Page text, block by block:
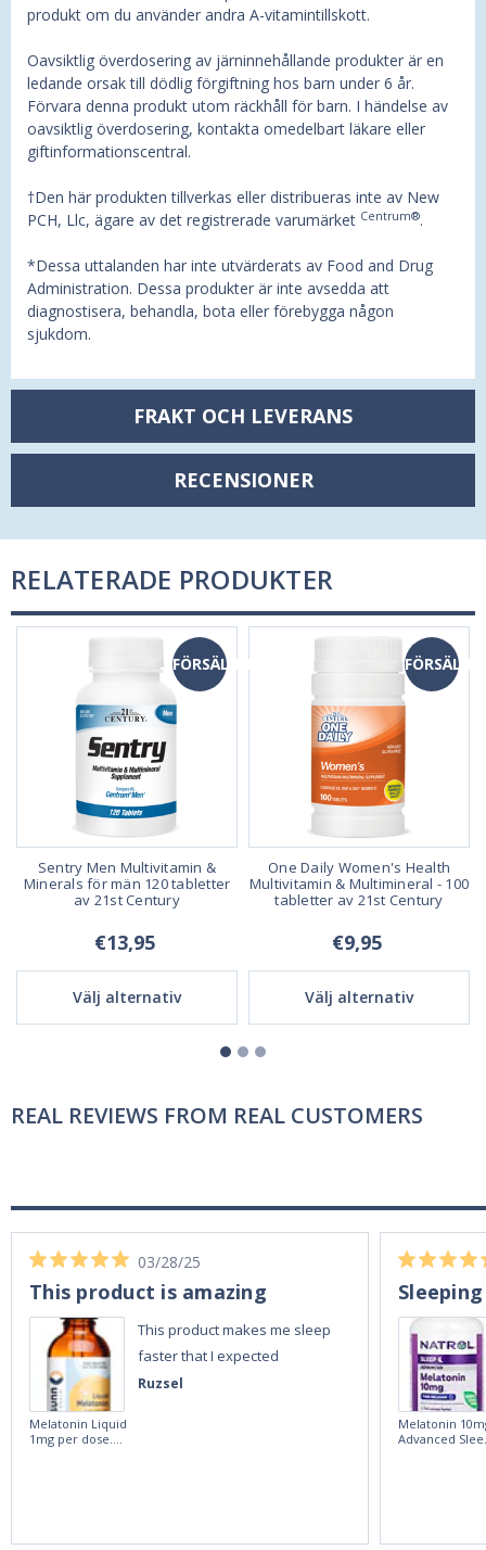
produkt om du använder andra A-vitamintillskott.
Oavsiktlig överdosering av järninnehållande produkter är en
ledande orsak till dödlig förgiftning hos barn under 6 år.
Förvara denna produkt utom räckhåll för barn. I händelse av
oavsiktlig överdosering, kontakta omedelbart läkare eller
giftinformationscentral.
†Den här produkten tillverkas eller distribueras inte av New
PCH, Llc, ägare av det registrerade varumärket Centrum®.
*Dessa uttalanden har inte utvärderats av Food and Drug
Administration. Dessa produkter är inte avsedda att
diagnostisera, behandla, bota eller förebygga någon
sjukdom.
FRAKT OCH LEVERANS
RECENSIONER
RELATERADE PRODUKTER
FÖRSÄLJNING
Sentry Men Multivitamin &
Minerals för män 120 tabletter
av 21st Century
€13,95
Välj alternativ
One Daily Women's Health
Multivitamin & Multimineral - 100
tabletter av 21st Century
€9,95
Välj alternativ
REAL REVIEWS FROM REAL CUSTOMERS
Ruzsel
03/28/25
This product is amazing
This product makes me sleep
faster that I expected
Melatonin Liquid
1mg per dose.
Melatonin
Advanced